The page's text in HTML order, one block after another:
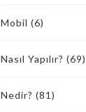
Mobil (6)
Nasıl Yapılır? (69)
Nedir? (81)